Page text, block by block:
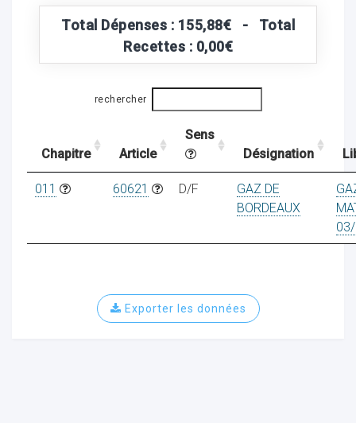
Total Dépenses : 155,88€ - Total
Recettes : 0,00€
rechercher
Chapitre Article
Sens
Désignation
011 60621 D/F
GAZ DE
BORDEAUX
Exporter les données